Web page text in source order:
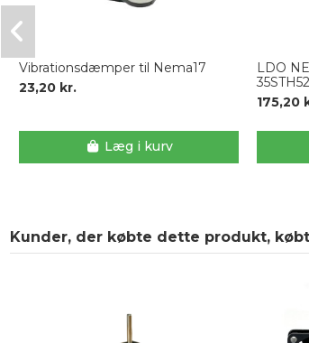
Vibrationsdæmper til Nema17
23,20 kr.
Læg i kurv
LDO
175,20
Kunder, der købte dette produkt,